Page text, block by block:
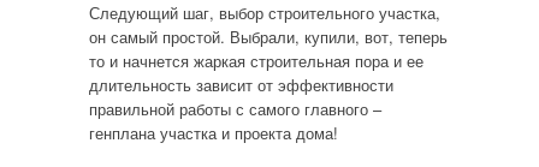
Следующий шаг, выбор строительного участка,
он самый простой. Выбрали, купили, вот, теперь
то и начнется жаркая строительная пора и ее
длительность зависит от эффективности
правильной работы с самого главного –
генплана участка и проекта дома!